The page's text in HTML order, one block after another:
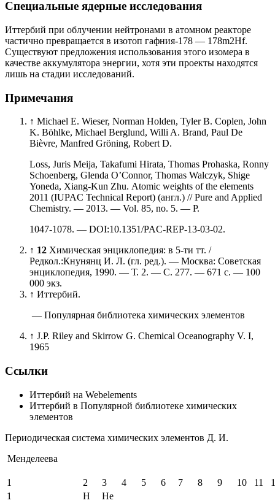
Специальные ядерные исследования
Иттербий при облучении нейтронами в атомном реакторе
частично превращается в изотоп гафния-178 — 178m2Hf.
Существуют предложения использования этого изомера в
качестве аккумулятора энергии, хотя эти проекты находятся
лишь на стадии исследований.
Примечания
↑ Michael E. Wieser, Norman Holden, Tyler B. Coplen, John
K. Böhlke, Michael Berglund, Willi A. Brand, Paul De
Bièvre, Manfred Gröning, Robert D.
Loss, Juris Meija, Takafumi Hirata, Thomas Prohaska, Ronny
Schoenberg, Glenda O’Connor, Thomas Walczyk, Shige
Yoneda, Xiang‑Kun Zhu. Atomic weights of the elements
2011 (IUPAC Technical Report) (англ.) // Pure and Applied
Chemistry. — 2013. — Vol. 85, no. 5. — P.
1047-1078. — DOI:10.1351/PAC-REP-13-03-02.
↑ 12 Химическая энциклопедия: в 5-ти тт. /
Редкол.:Кнунянц И. Л. (гл. ред.). — Москва: Советская
энциклопедия, 1990. — Т. 2. — С. 277. — 671 с. — 100
000 экз.
↑ Иттербий.
— Популярная библиотека химических элементов
↑ J.P. Riley and Skirrow G. Chemical Oceanography V. I,
1965
Ссылки
Иттербий на Webelements
Иттербий в Популярной библиотеке химических
элементов
Периодическая система химических элементов Д. И.
Менделеева
1 2 3 4 5 6 7 8 9 10 11
1
H
He